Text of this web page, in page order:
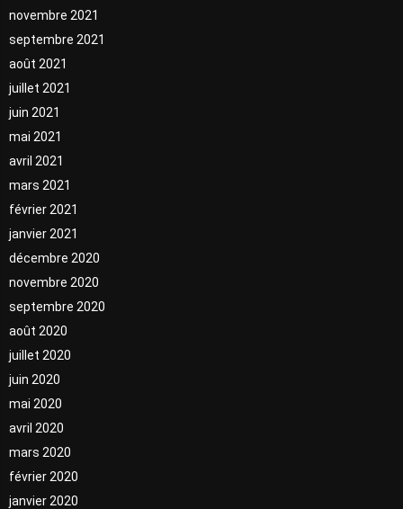
novembre 2021
septembre 2021
août 2021
juillet 2021
juin 2021
mai 2021
avril 2021
mars 2021
février 2021
janvier 2021
décembre 2020
novembre 2020
septembre 2020
août 2020
juillet 2020
juin 2020
mai 2020
avril 2020
mars 2020
février 2020
janvier 2020